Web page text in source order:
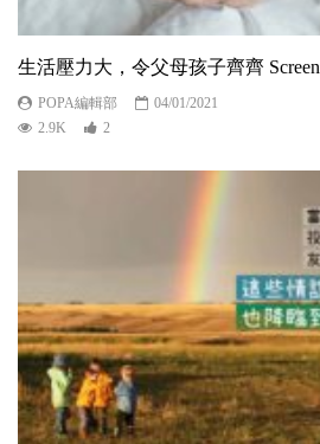
生活壓力大，令父母孩子齊齊
POPA編輯部
04/01/2021
2.9K
2